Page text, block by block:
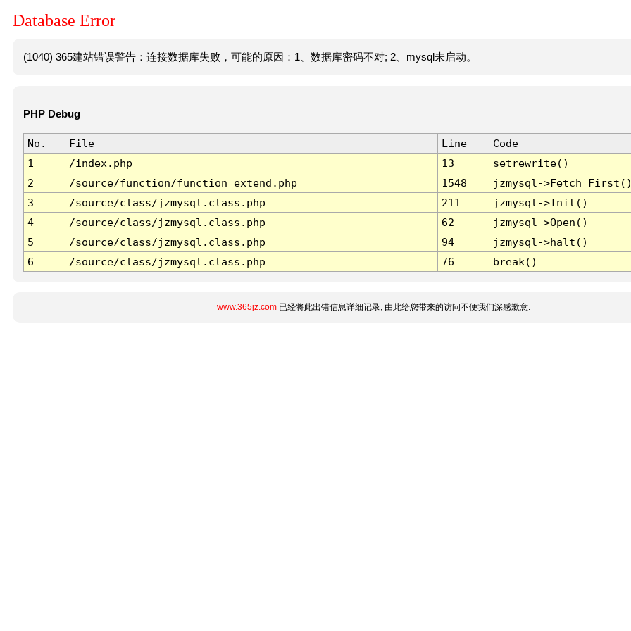
Database Error
(1040) 365建站错误警告：连接数据库失败，可能的原因：1、数据库密码不对; 2、mysql未启动。
PHP Debug
No. File Line
Code
1
/index.php 13
setrewrite()
2
/source/function/function_extend.php 1548
jzmysql-
3
/source/class/jzmysql.class.php 211
jzmysql->Init()
4
/source/class/jzmysql.class.php 62
jzmysql->Open()
5
/source/class/jzmysql.class.php 94
jzmysql->halt()
6
/source/class/jzmysql.class.php 76 break()
www.365jz.com已经将此出错信息详细记录, 由此给您带来的访问不便我们深感歉意.